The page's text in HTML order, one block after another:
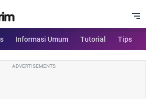
Informasi Umum Tutorial Tips
ADVERTISEMENTS